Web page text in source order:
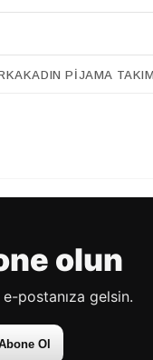
olun
postanıza gelsin.
Ol
KADIN PIJAMA